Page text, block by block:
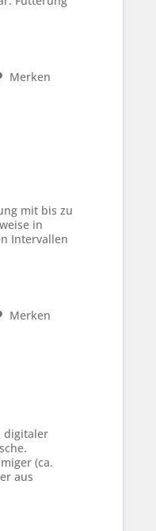
des
Merken
mit bis zu
in
Intervallen
Merken
digitaler
(ca.
aus